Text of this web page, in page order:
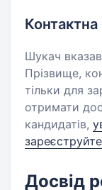
Контактна
Шукач
Прізвище,
тільки для
отримати
кандидатів,
Досвід